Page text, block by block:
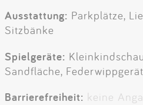
Ausstattung: Parkplätze,
Sitzbänke
Spielgeräte:
Sandfläche, Federwippgerät
Barrierefreiheit: keine